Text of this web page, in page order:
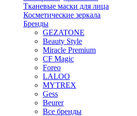
Тканевые маски для лица
Косметические зеркала
Бренды
GEZATONE
Beauty Style
Miracle Premium
CF Magic
Foreo
LALOO
MYTREX
Gess
Beurer
Все бренды